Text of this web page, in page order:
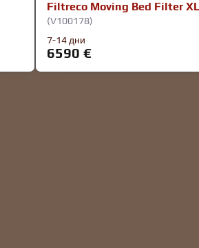
Filtreco Moving Bed Filter XL
(V100178)
7-14 дни
6590 €